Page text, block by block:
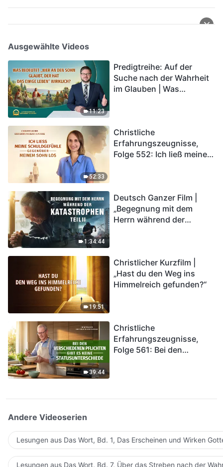
Ausgewählte Videos
11:23
Predigtreihe: Auf der
Suche nach der Wahrheit
im Glauben | Was
52:33
Christliche
Erfahrungszeugnisse,
Folge 552: Ich ließ meine
1:34:44
Deutsch Ganzer Film |
„Begegnung mit dem
Herrn während der
in das Königreich Gottes
eintreten?
19:51
Christlicher Kurzfilm |
„Hast du den Weg ins
Himmelreich gefunden?“
39:44
Christliche
Erfahrungszeugnisse,
Folge 561: Bei den
Andere Videoserien
Lesungen aus Das Wort, Bd. 1, Das Erscheinen und Wirken
Lesungen aus Das Wort, Bd. 7, Über das Streben nach der